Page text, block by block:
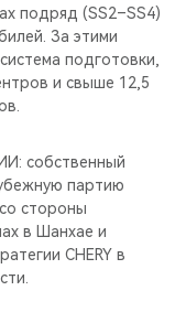
подряд (SS2–SS4)
За этими
подготовки,
и свыше 12,5
собственный
партию
стороны
в Шанхае и
CHERY в